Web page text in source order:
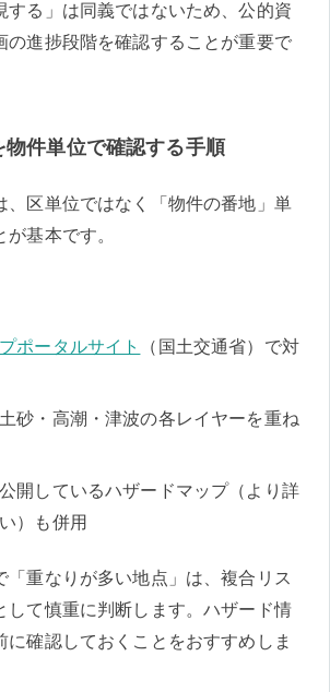
する」は同義ではないため、公的資
の進捗段階を確認することが重要で
件単位で確認する手順
、区単位ではなく「物件の番地」単
基本です。
ポータルサイト
（国土交通省）で対
砂・高潮・津波の各レイヤーを重ね
開しているハザードマップ（より詳
）も併用
「重なりが多い地点」は、複合リス
して慎重に判断します。ハザード情
に確認しておくことをおすすめしま